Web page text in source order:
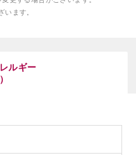
ます。
ルギー
shops